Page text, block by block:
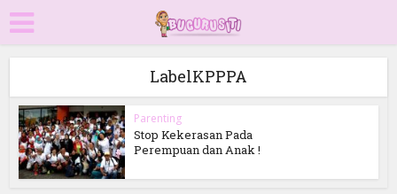
LabelKPPPA
Parenting
Stop Kekerasan Pada
Perempuan dan Anak !